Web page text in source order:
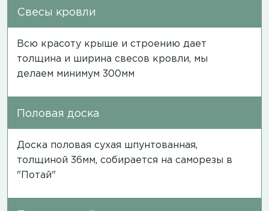
Свесы кровли
Всю красоту крыше и строению дает
толщина и ширина свесов кровли, мы
делаем минимум 300мм
Половая доска
Доска половая сухая шпунтованная,
толщиной 36мм, собирается на саморезы в
"Потай"